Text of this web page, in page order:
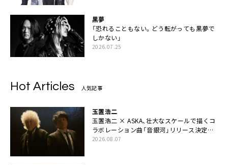
黒夢
「恐れることもない。どう転がっても黒夢で
しかない」
2026.07.25
Hot Articles 人気記事
玉置浩二
玉置浩二 × ASKA、壮大なスケールで描くコ
ラボレーション曲「音銀河」リリース決定。
カップリングには新曲「命の宿り」収録も
2026.08.07